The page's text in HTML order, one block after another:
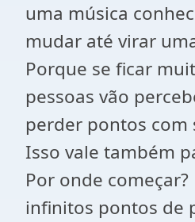
uma música
mudar até virar
Porque se ficar
pessoas vão
perder pontos com
Isso vale também
Por onde
infinitos pontos de